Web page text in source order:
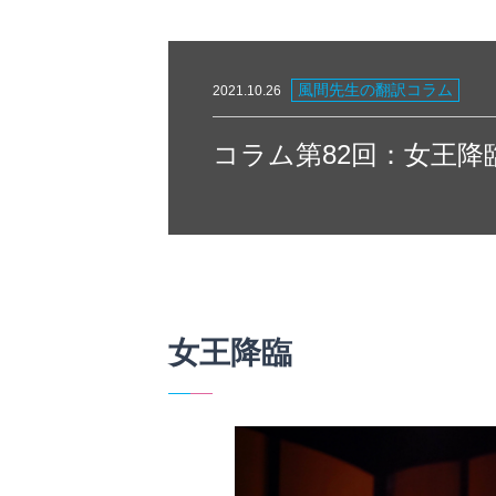
2021.10.26 風間先生の翻訳コラム
コラム第82回：女王降
女王降臨